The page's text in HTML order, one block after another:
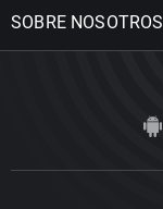
SOBRE NOSOTROS